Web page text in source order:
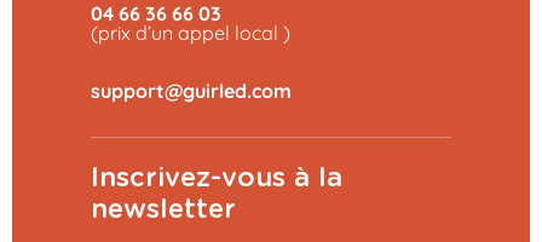
04 66 36 66 03
(prix d’un appel local )
Inscrivez-vous à la
newsletter